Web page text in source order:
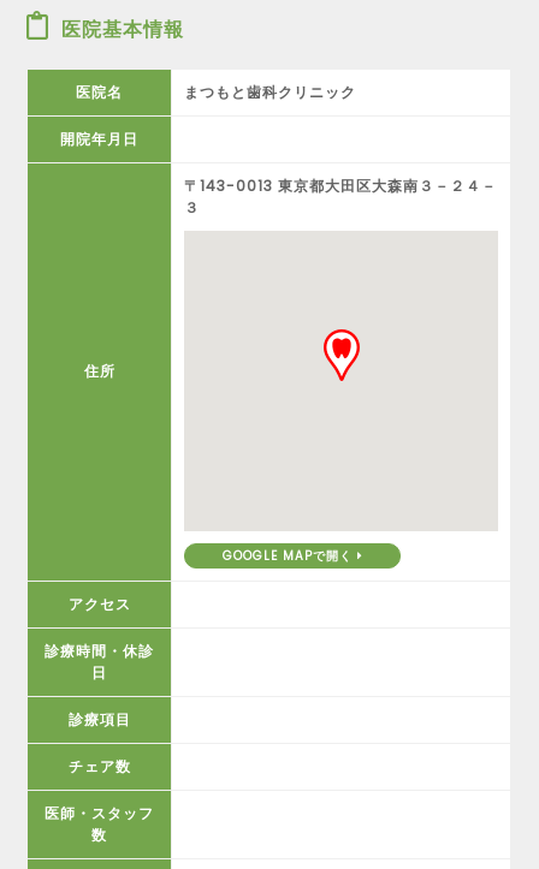
医院基本情報
医院名 まつもと歯科クリニック
開院年月日
住所
〒143-0013 東京都大田区大森南３－２４－
３
GOOGLE MAPで開く
アクセス
診療時間・休診
日
診療項目
チェア数
医師・スタッフ
数